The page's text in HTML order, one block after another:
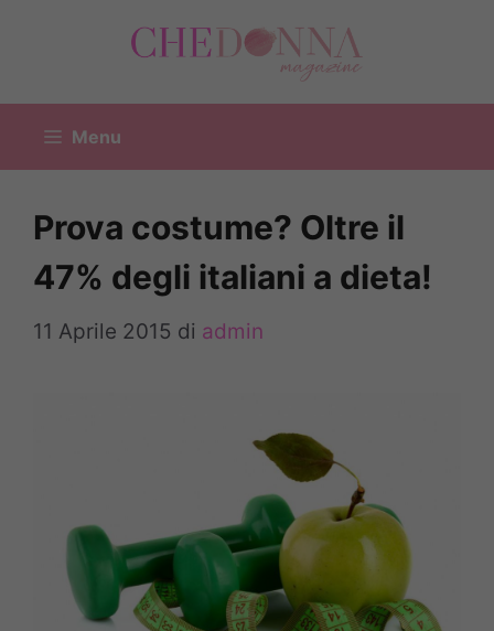
Menu
Prova costume? Oltre il
47% degli italiani a dieta!
11 Aprile 2015 di admin